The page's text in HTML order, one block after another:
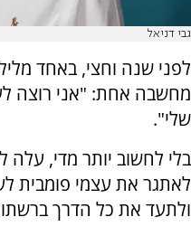
גבי דניאל
לפני שנה וחצי, באחד
מחשבה אחת: "אני רוצה
שלי".
בלי לחשוב יותר מדי,
ולתעד את כל הדרך